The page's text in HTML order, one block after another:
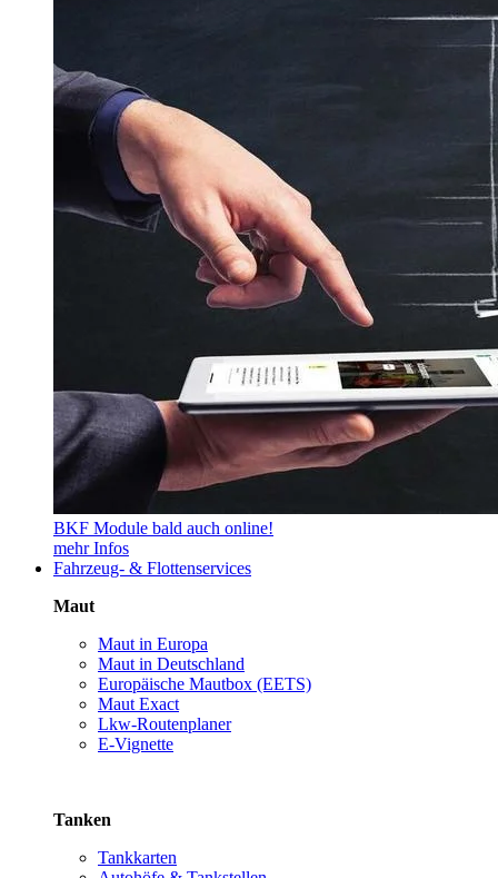
BKF Module bald auch online!
mehr Infos
Fahrzeug- & Flottenservices
Maut
Maut in Europa
Maut in Deutschland
Europäische Mautbox (EETS)
Maut Exact
Lkw-Routenplaner
E-Vignette
Tanken
Tankkarten